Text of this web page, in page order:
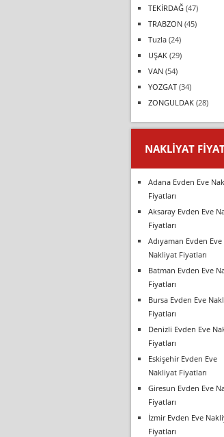
TEKİRDAĞ (47)
TRABZON (45)
Tuzla (24)
UŞAK (29)
VAN (54)
YOZGAT (34)
ZONGULDAK (28)
NAKLIYAT
Adana Evden Eve
Fiyatları
Aksaray Evden Eve
Fiyatları
Adıyaman Evden Eve
Nakliyat Fiyatları
Batman Evden Eve
Fiyatları
Bursa Evden Eve
Fiyatları
Denizli Evden Eve
Fiyatları
Eskişehir Evden Eve
Nakliyat Fiyatları
Giresun Evden Eve
Fiyatları
İzmir Evden Eve
Fiyatları